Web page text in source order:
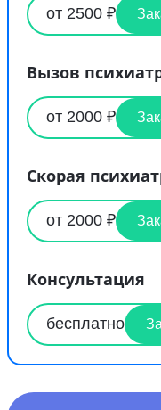
от 2500 ₽
Вызов
от 2000 ₽
Скорая
от 2000 ₽
Консультация
бесплатно